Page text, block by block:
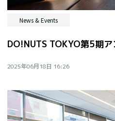
News & Events
2025年06月18日 16:26